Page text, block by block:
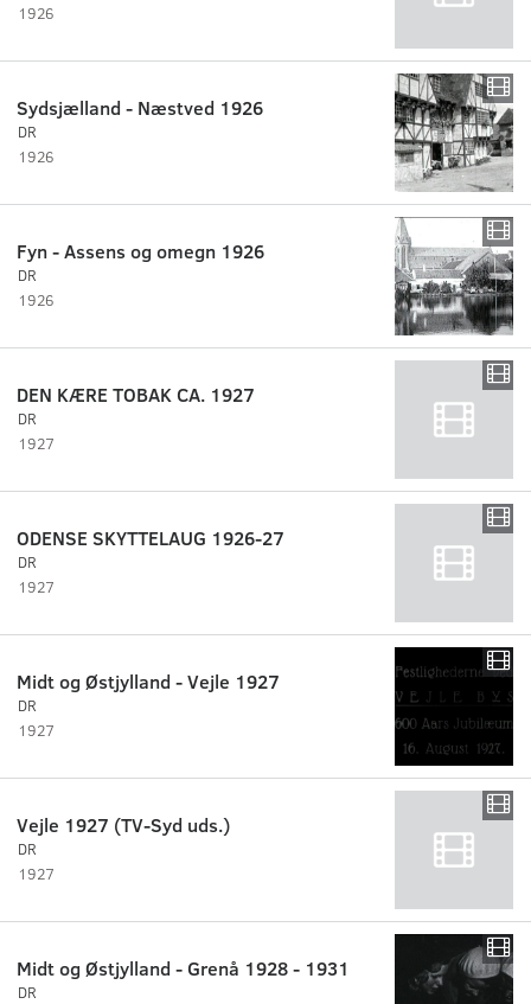
1926
Sydsjælland - Næstved 1926
DR
1926
Fyn - Assens og omegn 1926
DR
1926
DEN KÆRE TOBAK CA. 1927
DR
1927
ODENSE SKYTTELAUG 1926-27
DR
1927
Midt og Østjylland - Vejle 1927
DR
1927
Vejle 1927 (TV-Syd uds.)
DR
1927
Midt og Østjylland - Grenå 1928 - 1931
DR